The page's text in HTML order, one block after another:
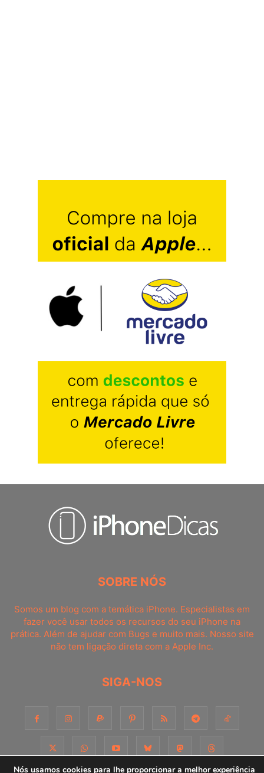
SOBRE NÓS
Somos um blog com a temática iPhone. Especialistas em
fazer você usar todos os recursos do seu iPhone na
prática. Além de ajudar com Bugs e muito mais. Nosso site
não tem ligação direta com a Apple Inc.
SIGA-NOS
Nós usamos cookies para lhe proporcionar a melhor experiência